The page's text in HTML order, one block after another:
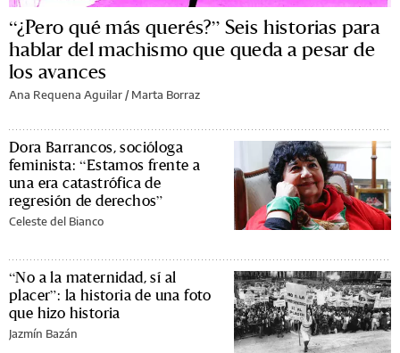
“¿Pero qué más querés?” Seis historias para
hablar del machismo que queda a pesar de
los avances
Ana Requena Aguilar / Marta Borraz
Dora Barrancos, socióloga
feminista: “Estamos frente a
una era catastrófica de
regresión de derechos”
Celeste del Bianco
“No a la maternidad, sí al
placer”: la historia de una foto
que hizo historia
Jazmín Bazán